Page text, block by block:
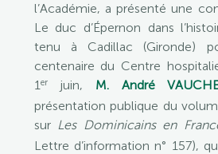
l’Académie, a présenté une
Le duc d’Épernon dans
tenu à Cadillac (Gironde)
centenaire du Centre
1erjuin, M. André
présentation publique du
sur Les Dominicains en
Lettre d’information n° 157),